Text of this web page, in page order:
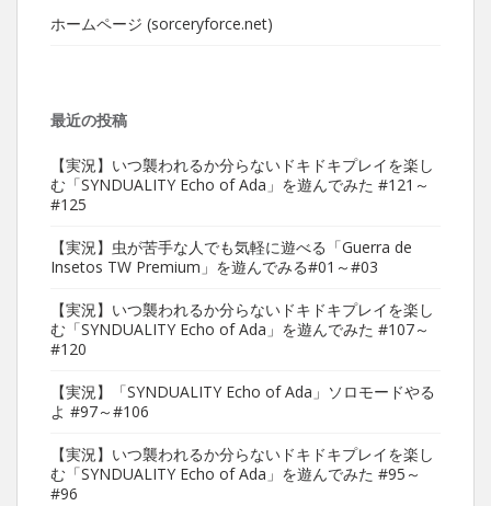
ホームページ (sorceryforce.net)
最近の投稿
【実況】いつ襲われるか分らないドキドキプレイを楽し
む「SYNDUALITY Echo of Ada」を遊んでみた #121～
#125
【実況】虫が苦手な人でも気軽に遊べる「Guerra de
Insetos TW Premium」を遊んでみる#01～#03
【実況】いつ襲われるか分らないドキドキプレイを楽し
む「SYNDUALITY Echo of Ada」を遊んでみた #107～
#120
【実況】「SYNDUALITY Echo of Ada」ソロモードやる
よ #97～#106
【実況】いつ襲われるか分らないドキドキプレイを楽し
む「SYNDUALITY Echo of Ada」を遊んでみた #95～
#96